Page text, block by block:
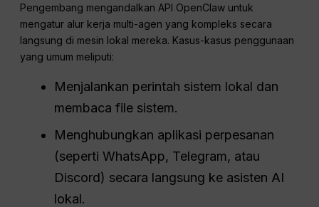
Pengembang mengandalkan API OpenClaw untuk
mengatur alur kerja multi-agen yang kompleks secara
langsung di mesin lokal mereka. Kasus-kasus penggunaan
yang umum meliputi:
Menjalankan perintah sistem lokal dan
membaca file sistem.
Menghubungkan aplikasi perpesanan
(seperti WhatsApp, Telegram, atau
Discord) secara langsung ke asisten AI
lokal.